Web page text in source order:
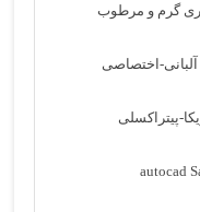
گرم و مرطوب
اختصاصی
پیتراکسلی